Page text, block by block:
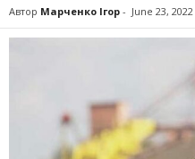
Автор Марченко Ігор - June 23, 2022